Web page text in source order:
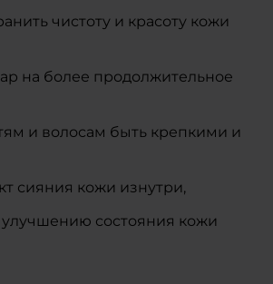
чистоту и красоту кожи
на более продолжительное
и волосам быть крепкими и
сияния кожи изнутри,
улучшению состояния кожи